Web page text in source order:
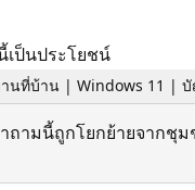
ป็นประโยชน์
นที่บ้าน | Windows 11 |
ถามนี้ถูกโยกย้ายจากชุ